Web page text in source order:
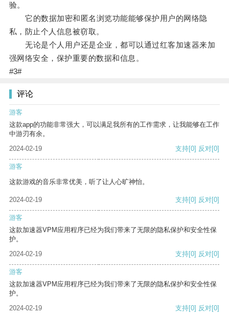
验。
它的数据加密和匿名浏览功能能够保护用户的网络隐
私，防止个人信息被窃取。
无论是个人用户还是企业，都可以通过红客加速器来加
强网络安全，保护重要的数据和信息。
#3#
评论
游客
这款app的功能非常强大，可以满足我所有的工作需求，让我能够在工作
中游刃有余。
2024-02-19
支持[0] 反对[0]
游客
这款游戏的音乐非常优美，听了让人心旷神怡。
2024-02-19 支持[0] 反对[0]
游客
这款加速器VPM应用程序已经为我们带来了无限的隐私保护和安全性保
护。
2024-02-19
支持[0] 反对[0]
游客
这款加速器VPM应用程序已经为我们带来了无限的隐私保护和安全性保
护。
2024-02-19
支持[0] 反对[0]